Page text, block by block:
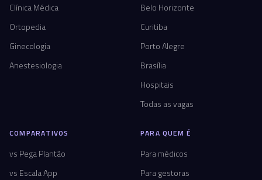
Clínica Médica
Ortopedia
Ginecologia
Anestesiologia
Belo Horizonte
Curitiba
Porto Alegre
Brasília
Hospitais
Todas as vagas
COMPARATIVOS
vs Pega Plantão
vs Escala App
PARA QUEM É
Para médicos
Para gestoras